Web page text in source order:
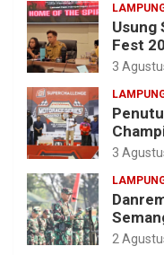
Usung
Fest
3
3
Yonif
2